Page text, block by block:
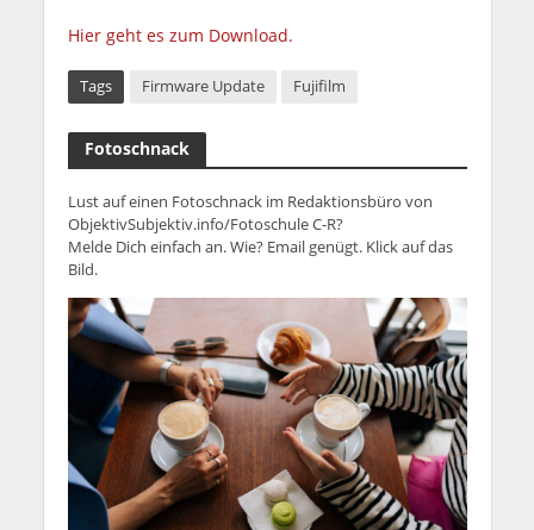
Hier geht es zum Download.
Tags Firmware Update Fujifilm
Fotoschnack
Lust auf einen Fotoschnack im Redaktionsbüro von
ObjektivSubjektiv.info/Fotoschule C-R?
Melde Dich einfach an. Wie? Email genügt. Klick auf das
Bild.